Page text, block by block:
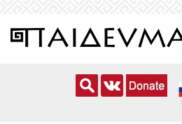
основному